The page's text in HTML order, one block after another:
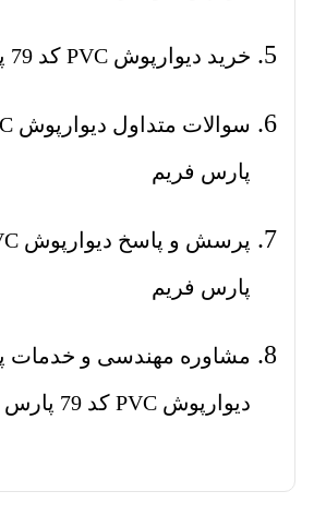
خرید دیوارپوش PVC کد 79 پارس فریم
پارس فریم
پارس فریم
مشاوره مهندسی و
دیوارپوش PVC کد 79 پارس فریم